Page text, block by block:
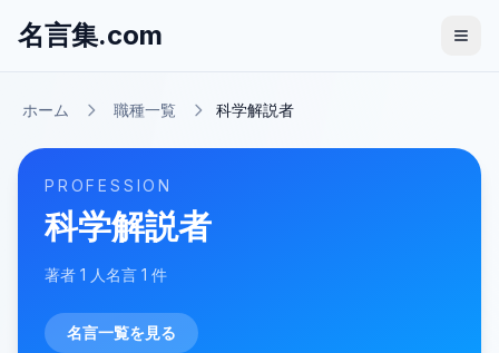
名言集.com
ホーム 職種一覧 科学解説者
PROFESSION
科学解説者
著者 1 人名言 1 件
名言一覧を見る